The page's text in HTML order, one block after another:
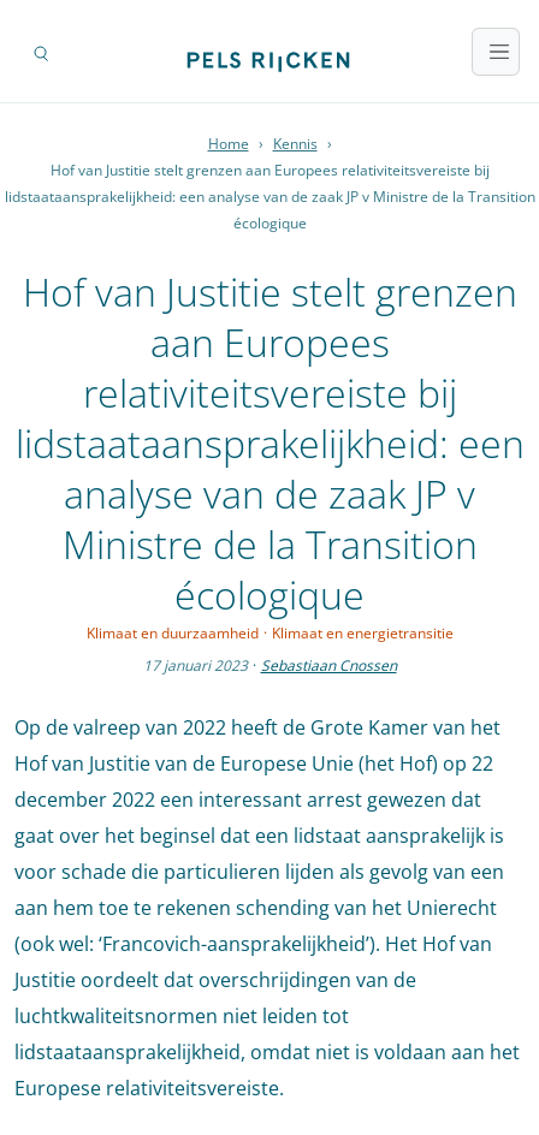
Home › Kennis ›
Hof van Justitie stelt grenzen aan Europees relativiteitsvereiste bij
lidstaataansprakelijkheid: een analyse van de zaak JP v Ministre de la Transition
écologique
Hof van Justitie stelt grenzen
aan Europees
relativiteitsvereiste bij
lidstaataansprakelijkheid: een
analyse van de zaak JP v
Ministre de la Transition
écologique
Klimaat en duurzaamheid · Klimaat en energietransitie
17 januari 2023 · Sebastiaan Cnossen
Op de valreep van 2022 heeft de Grote Kamer van het
Hof van Justitie van de Europese Unie (het Hof) op 22
december 2022 een interessant arrest gewezen dat
gaat over het beginsel dat een lidstaat aansprakelijk is
voor schade die particulieren lijden als gevolg van een
aan hem toe te rekenen schending van het Unierecht
(ook wel: ‘Francovich-aansprakelijkheid’). Het Hof van
Justitie oordeelt dat overschrijdingen van de
luchtkwaliteitsnormen niet leiden tot
lidstaataansprakelijkheid, omdat niet is voldaan aan het
Europese relativiteitsvereiste.